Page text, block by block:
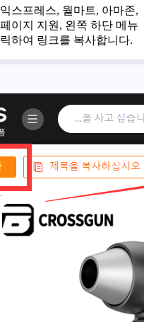
스프레스, 월마트, 아마존,
이지 지원, 왼쪽 하단 메뉴
하여 링크를 복사합니다.